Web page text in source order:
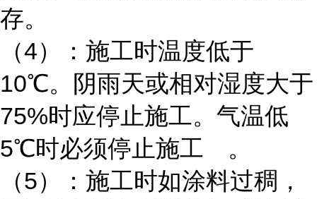
存。
（4）：施工时温度低于
10℃。阴雨天或相对湿度大于
75%时应停止施工。气温低
5℃时必须停止施工 。
（5）：施工时如涂料过稠，